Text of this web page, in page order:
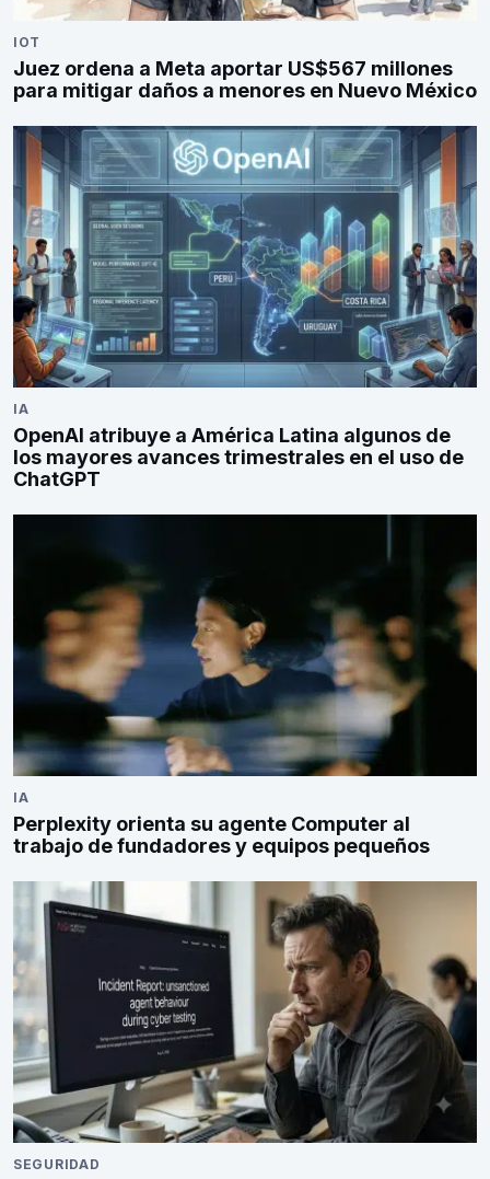
IOT
Juez ordena a Meta aportar US$567 millones
para mitigar daños a menores en Nuevo México
IA
OpenAI atribuye a América Latina algunos de
los mayores avances trimestrales en el uso de
ChatGPT
IA
Perplexity orienta su agente Computer al
trabajo de fundadores y equipos pequeños
SEGURIDAD